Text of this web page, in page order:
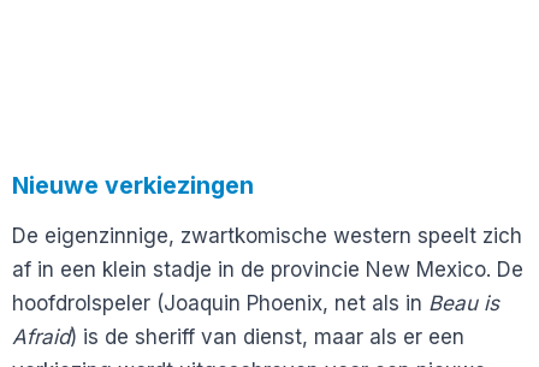
Nieuwe verkiezingen
De eigenzinnige, zwartkomische western speelt zich
af in een klein stadje in de provincie New Mexico. De
hoofdrolspeler (Joaquin Phoenix, net als in Beau is
Afraid) is de sheriff van dienst, maar als er een